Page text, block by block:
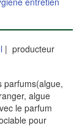
| producteur
parfums(algue,
algue
le parfum
pour